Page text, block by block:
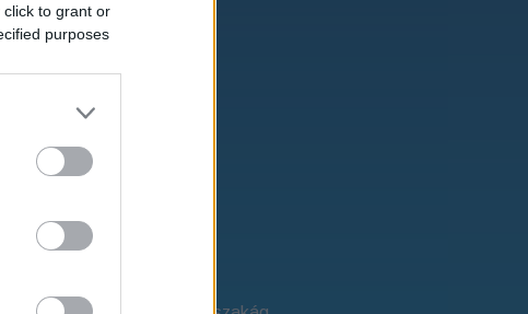
to grant or
purposes
2014 szeptember
2014 augusztus
2014 június
10
2014 április
2013 április
2013 március